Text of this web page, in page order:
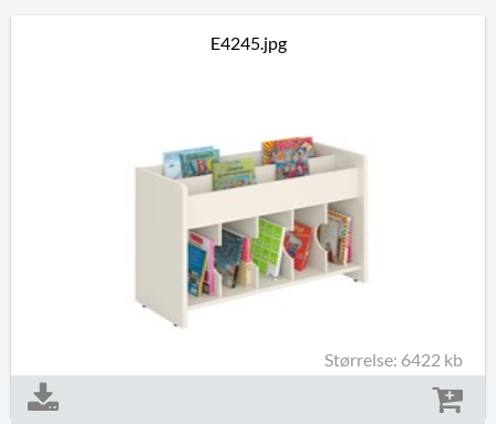
E4245.jpg
Størrelse: 6422 kb